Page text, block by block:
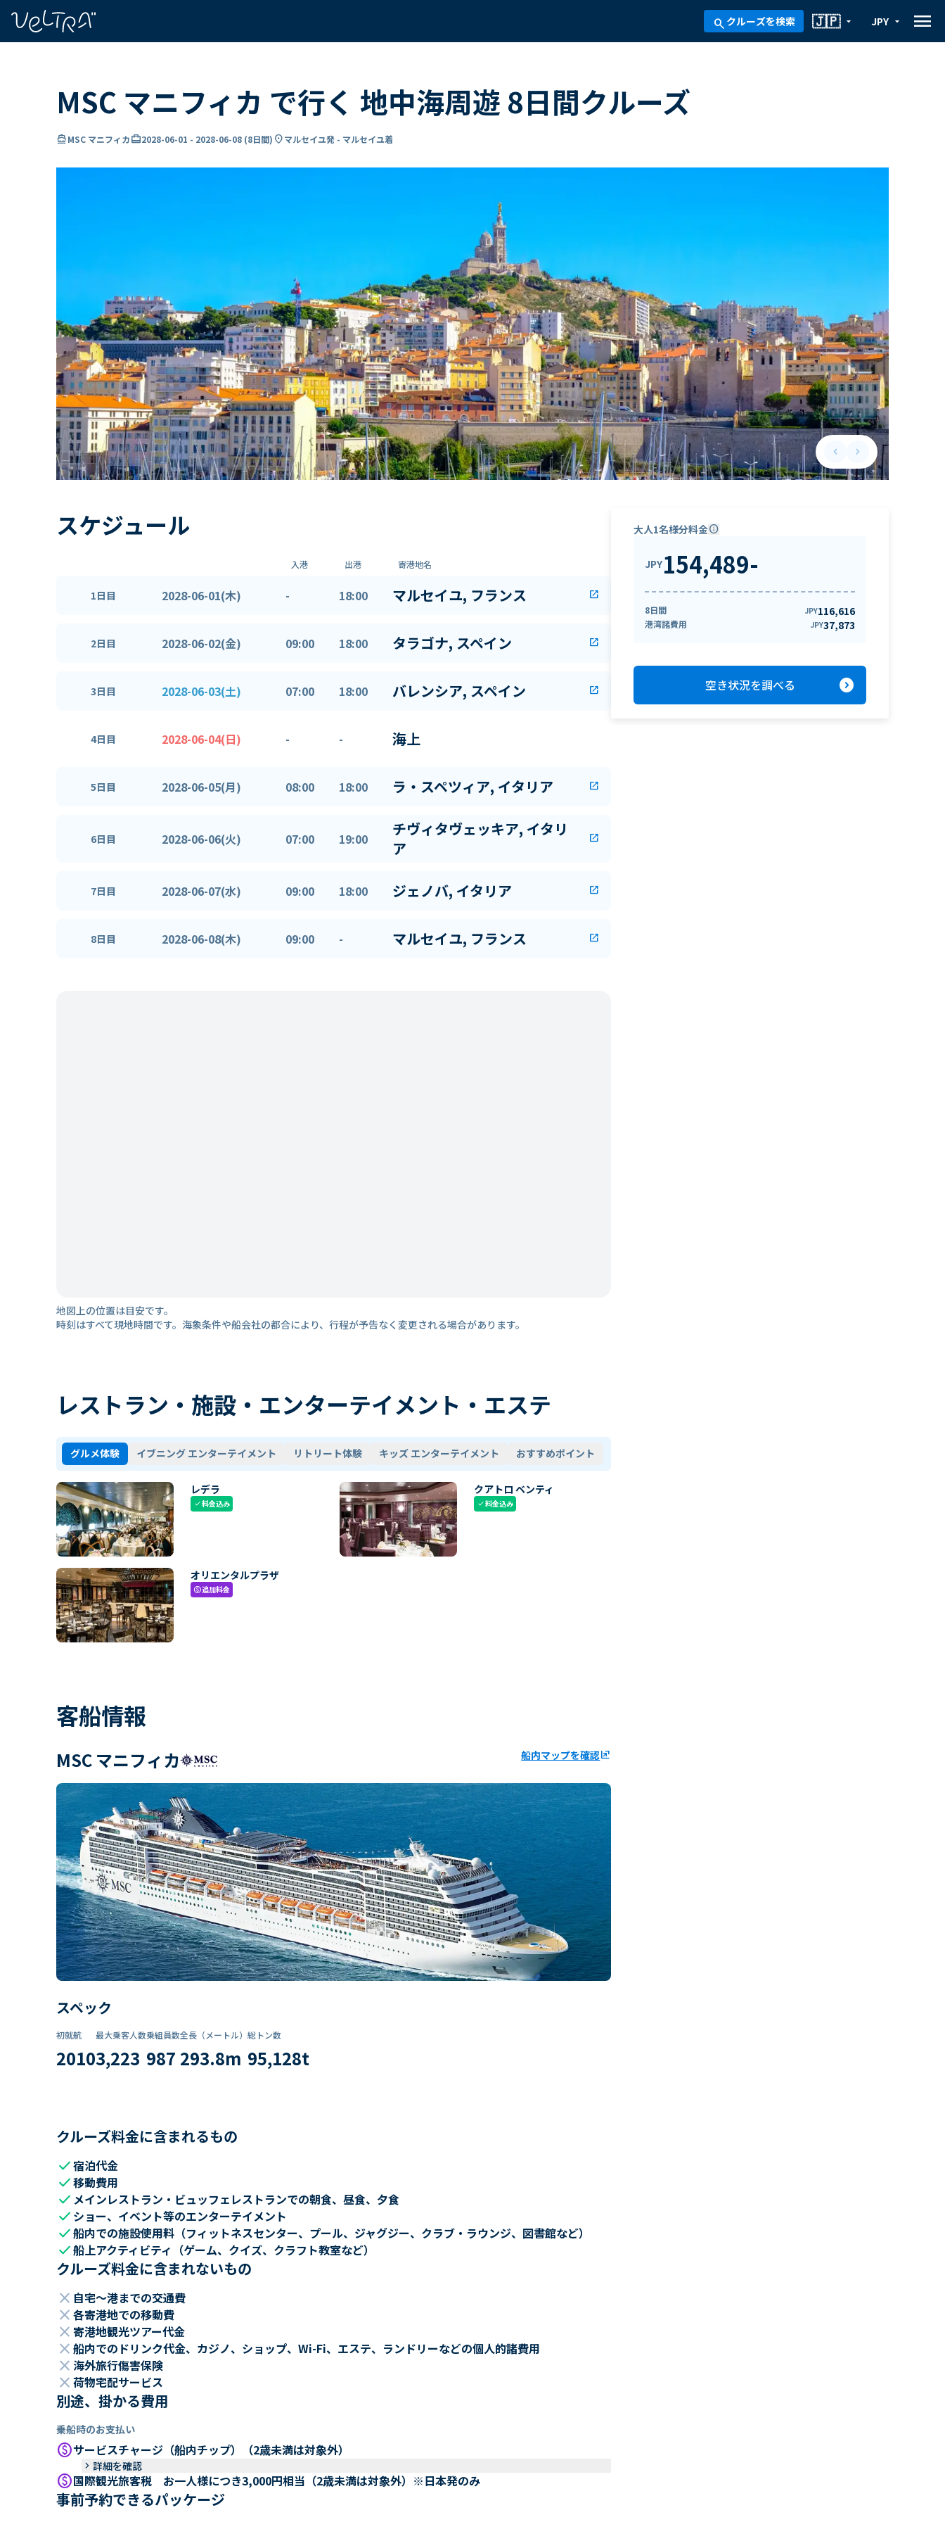
search クルーズを検索 arrow_drop_down
🇯🇵 arrow_drop_down
JPY menu
MSC マニフィカ で行く 地中海周遊 8日間クルーズ
directions_boatMSC マニフィカcard_travel2028-06-01 - 2028-06-08 (8日間) location_onマルセイユ発 - マルセイユ着
keyboard_arrow_leftPrevious slide
keyboard_arrow_rightNext slide
スケジュール
入港 出港 寄港地名
1日目 2028-06-01(木) - 18:00 マルセイユ, フランス open_in_new
2日目 2028-06-02(金) 09:00 18:00 タラゴナ, スペイン open_in_new
3日目 2028-06-03(土) 07:00 18:00 バレンシア, スペイン open_in_new
4日目 2028-06-04(日) - - 海上
5日目 2028-06-05(月) 08:00 18:00 ラ・スペツィア, イタリア open_in_new
6日目 2028-06-06(火) 07:00 19:00
チヴィタヴェッキア, イタリ
ア
open_in_new
7日目 2028-06-07(水) 09:00 18:00 ジェノバ, イタリア open_in_new
8日目 2028-06-08(木) 09:00 - マルセイユ, フランス open_in_new
地図上の位置は目安です。
時刻はすべて現地時間です。海象条件や船会社の都合により、行程が予告なく変更される場合があります。
レストラン・施設・エンターテイメント・エステ
グルメ体験 イブニング エンターテイメント リトリート体験 キッズ エンターテイメント おすすめポイント
レデラ
check料金込み
クアトロ ベンティ
check料金込み
オリエンタルプラザ
paid追加料金
客船情報
MSC マニフィカ 船内マップを確認ungroup
スペック
初就航
2010
最大乗客人数
3,223
乗組員数​
987
全長（メートル）
293.8m
総トン数​
95,128t
クルーズ料金に含まれるもの
check宿泊代金
check移動費用
check メインレストラン・ビュッフェレストランでの朝食、昼食、夕食
check ショー、イベント等のエンターテイメント
check船内での施設使用料（フィットネスセンター、プール、ジャグジー、クラブ・ラウンジ、図書館など）
check船上アクティビティ（ゲーム、クイズ、クラフト教室など）
クルーズ料金に含まれないもの
close 自宅～港までの交通費
close 各寄港地での移動費
close 寄港地観光ツアー代金
close 船内でのドリンク代金、カジノ、ショップ、Wi-Fi、エステ、ランドリーなどの個人的諸費用
close 海外旅行傷害保険
close 荷物宅配サービス
別途、掛かる費用
乗船時のお支払い
paidサービスチャージ（船内チップ）（2歳未満は対象外）
keyboard_arrow_right 詳細を確認
paid国際観光旅客税 お一人様につき3,000円相当（2歳未満は対象外）※日本発のみ
事前予約できるパッケージ
大人1名様分料金info
JPY154,489-
8日間 JPY116,616
港湾諸費用 JPY37,873
空き状況を調べる expand_circle_right